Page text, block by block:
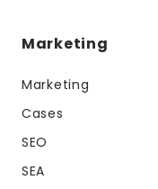
Meer over
Marketing
Marketing
Cases
SEO
SEA